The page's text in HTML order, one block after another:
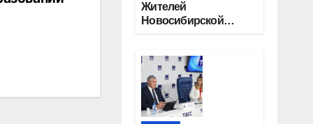
Жителей
Новосибирской
квалификацию
премии «КАРДО»